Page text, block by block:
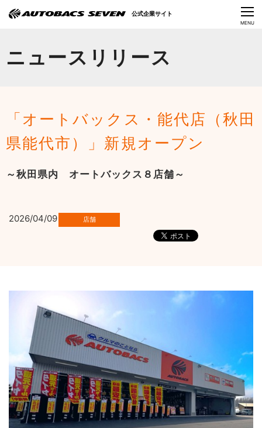
CLOSE
MENU
ニュースリリース
「オートバックス・能代店（秋田
県能代市）」新規オープン
～秋田県内 オートバックス８店舗～
2026/04/09
公式企業サイト
サステナビリティ
Language